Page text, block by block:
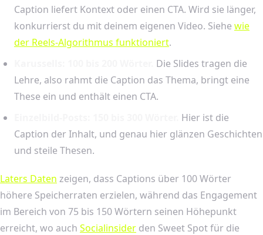
Caption liefert Kontext oder einen CTA. Wird sie länger,
konkurrierst du mit deinem eigenen Video. Siehe wie
der Reels-Algorithmus funktioniert.
Die Slides tragen die
Lehre, also rahmt die Caption das Thema, bringt eine
These ein und enthält einen CTA.
Hier ist die
Caption der Inhalt, und genau hier glänzen Geschichten
und steile Thesen.
Laters Daten zeigen, dass Captions über 100 Wörter
höhere Speicherraten erzielen, während das Engagement
im Bereich von 75 bis 150 Wörtern seinen Höhepunkt
erreicht, wo auch Socialinsider den Sweet Spot für die